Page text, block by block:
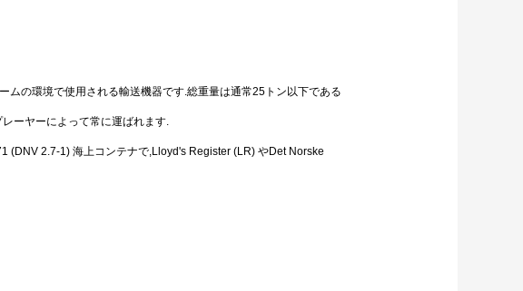
ムの環境で使用される輸送機器です.総重量は通常25トン以下である
ーヤーによって常に運ばれます.
(DNV 2.7-1) 海上コンテナで,Lloyd's Register (LR) やDet Norske